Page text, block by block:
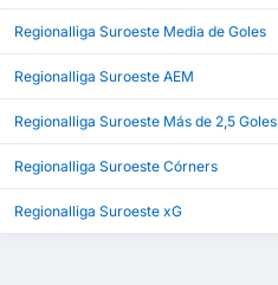
Regionalliga Suroeste Media de Goles
Regionalliga Suroeste AEM
Regionalliga Suroeste Más de 2,5 Goles
Regionalliga Suroeste Córners
Regionalliga Suroeste xG